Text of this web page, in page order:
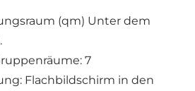
(qm) Unter dem
7
Flachbildschirm in den